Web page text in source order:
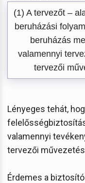
(1) A tervezőt –
beruházási
beruházás
valamennyi
tervezői
Lényeges tehát,
valamennyi
tervezői
Érdemes a